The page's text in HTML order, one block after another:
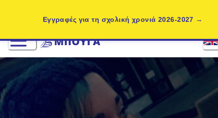
Εγγραφές για τη σχολική χρονιά 2026-2027